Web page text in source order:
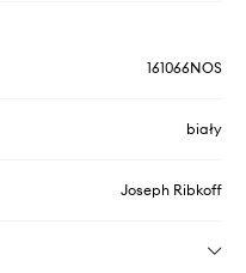
161066NOS
biały
Joseph Ribkoff